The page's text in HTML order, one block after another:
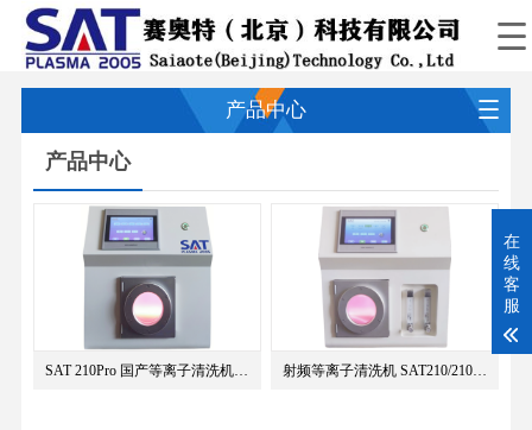
产品中心
产品中心
SAT 210Pro 国产等离子清洗机（··· 射频等离子清洗机 SAT210/210P···
在
线
客
服